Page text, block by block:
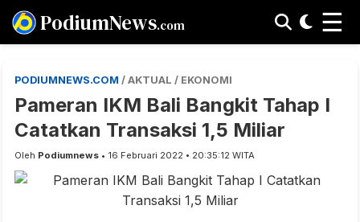
PodiumNews.com ☰
PODIUMNEWS.COM / AKTUAL / EKONOMI
Pameran IKM Bali Bangkit Tahap I
Catatkan Transaksi 1,5 Miliar
Oleh Podiumnews • 16 Februari 2022 • 20:35:12 WITA